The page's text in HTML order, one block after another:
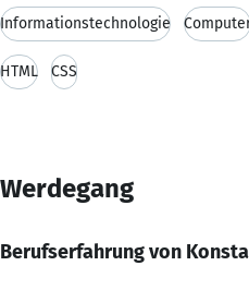
Informationstechnologie
HTML CSS
Werdegang
Berufserfahrung von